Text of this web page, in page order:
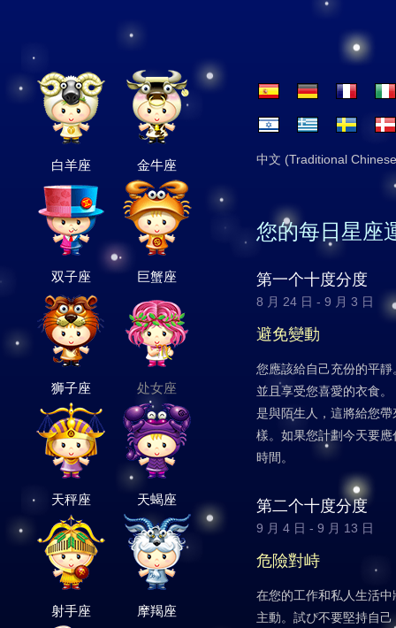
白羊座 金牛座
双子座 巨蟹座
狮子座 处女座
天秤座 天蝎座
射手座 摩羯座
中文 (Traditional
您的每日星座
第一个十度分度
8 月 24 日 - 9 月 3 日
避免變動
您應該給自己充份的平
並且享受您喜愛的衣食
是與陌生人，這將給您
樣。如果您計劃今天要
時間。
第二个十度分度
9 月 4 日 - 9 月 13 日
危險對峙
在您的工作和私人生活
主動。試ぴ不要堅持自